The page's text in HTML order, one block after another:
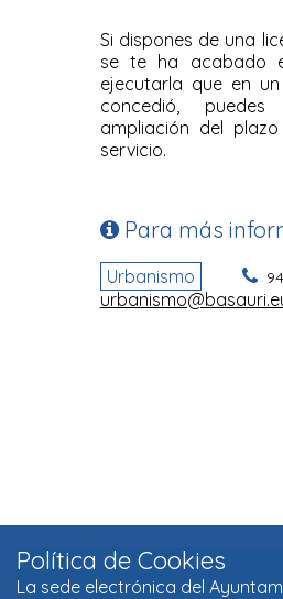
Política de Cookies
La sede electrónica del